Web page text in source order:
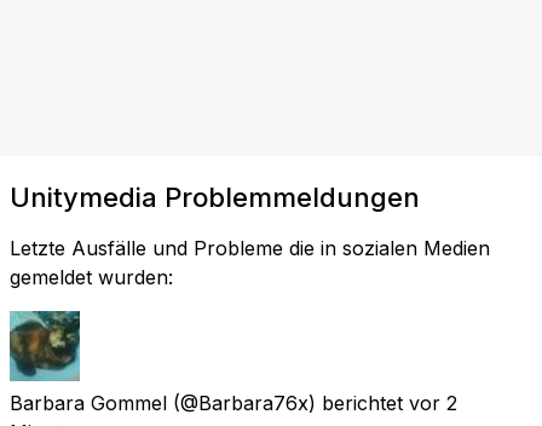
Unitymedia Problemmeldungen
Letzte Ausfälle und Probleme die in sozialen Medien
gemeldet wurden:
Barbara Gommel (@Barbara76x) berichtet vor 2